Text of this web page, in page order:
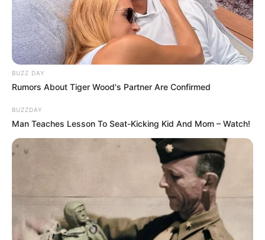
12:26 / 06 Avqust 2026 SİYASƏT
Ermənilərin Bakıdakı məhkəməsində
BUZZ DAY
Rumors About Tiger Wood's Partner Are Confirmed
BUZZDAY
Man Teaches Lesson To Seat-Kicking Kid And Mom – Watch!